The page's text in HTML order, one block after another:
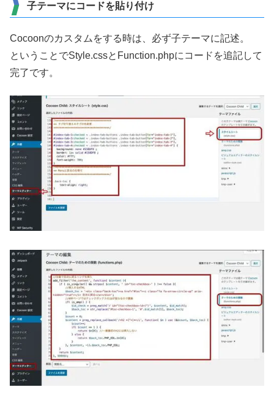
子テーマにコードを貼り付け
Cocoonのカスタムをする時は、必ず子テーマに記述。
ということでStyle.cssとFunction.phpにコードを追記して
完了です。